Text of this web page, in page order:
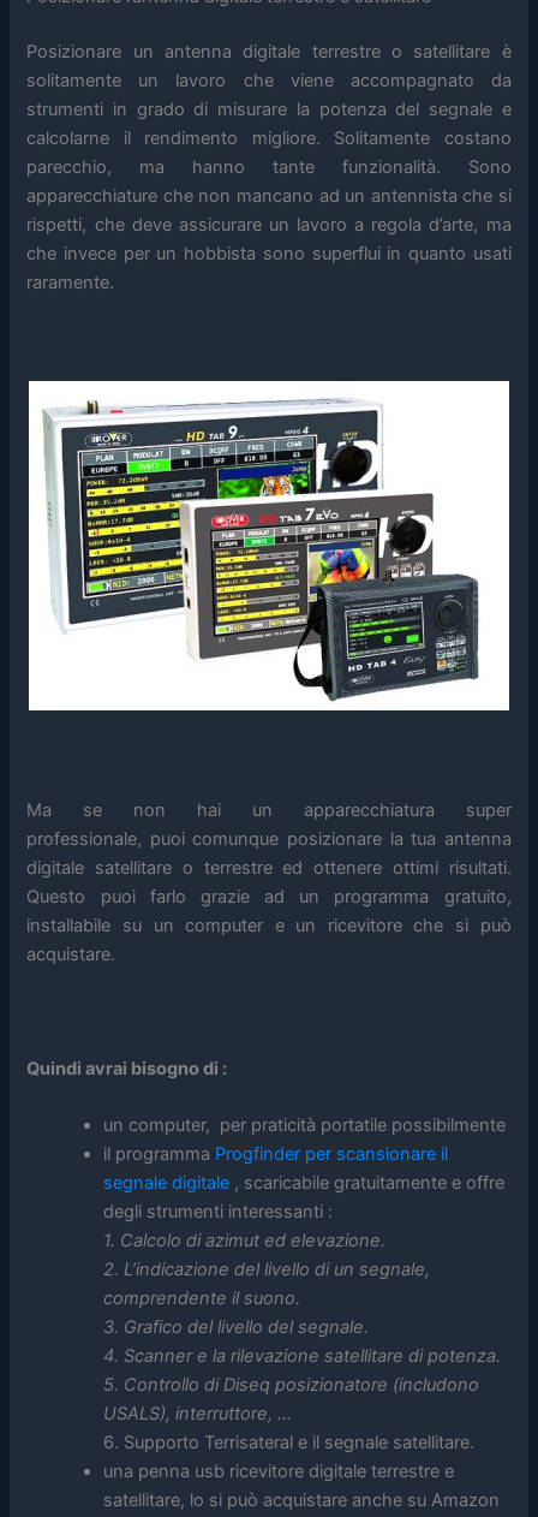
Posizionare un antenna digitale terrestre o satellitare è
solitamente un lavoro che viene accompagnato da
strumenti in grado di misurare la potenza del segnale e
calcolarne il rendimento migliore. Solitamente costano
parecchio, ma hanno tante funzionalità. Sono
apparecchiature che non mancano ad un antennista che si
rispetti, che deve assicurare un lavoro a regola d’arte, ma
che invece per un hobbista sono superflui in quanto usati
raramente.
Ma se non hai un apparecchiatura super
professionale, puoi comunque posizionare la tua antenna
digitale satellitare o terrestre ed ottenere ottimi risultati.
Questo puoi farlo grazie ad un programma gratuito,
installabile su un computer e un ricevitore che si può
acquistare.
Quindi avrai bisogno di :
un computer, per praticità portatile possibilmente
il programma Progfinder per scansionare il
segnale digitale , scaricabile gratuitamente e offre
degli strumenti interessanti :
1. Calcolo di azimut ed elevazione.
2. L’indicazione del livello di un segnale,
comprendente il suono.
3. Grafico del livello del segnale.
4. Scanner e la rilevazione satellitare di potenza.
5. Controllo di Diseq posizionatore (includono
USALS), interruttore, …
6. Supporto Terrisateral e il segnale satellitare.
una penna usb ricevitore digitale terrestre e
satellitare, lo si può acquistare anche su Amazon